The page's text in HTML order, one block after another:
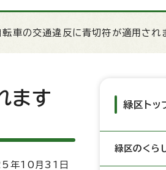
車の交通違反に青切符が適用され
ます
年10月31日
緑区トッ
緑区のくら